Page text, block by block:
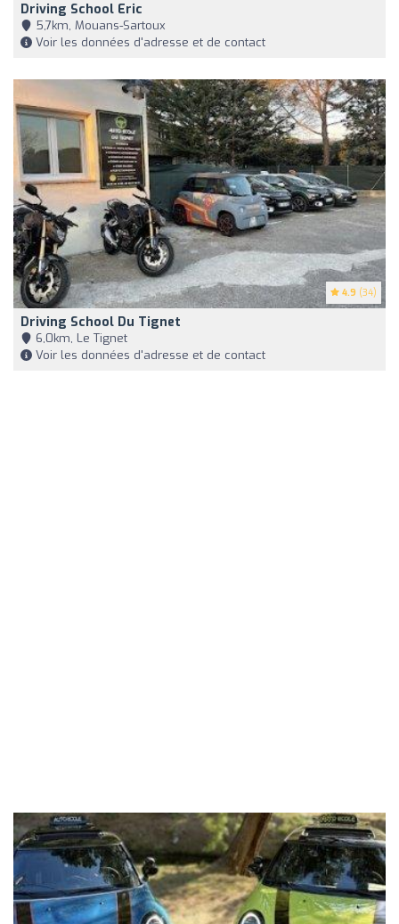
Driving School Eric
5,7km, Mouans-Sartoux
Voir les données d'adresse et de contact
4.9 (34)
Driving School Du Tignet
6,0km, Le Tignet
Voir les données d'adresse et de contact